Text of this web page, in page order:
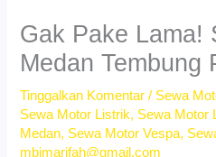
Gak Pake Lama!
Medan Tembung
Tinggalkan Komentar / Sewa
Sewa Motor Listrik, Sewa Motor
Medan, Sewa Motor Vespa,
mbimarifah@gmail.com